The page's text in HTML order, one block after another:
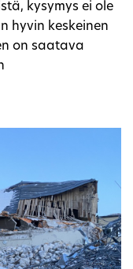
kysymys ei ole
hyvin keskeinen
on saatava